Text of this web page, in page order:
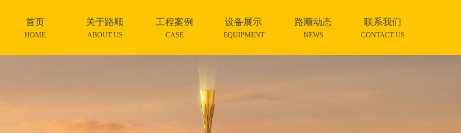
HOME ABOUT US CASE EQUIPMENT NEWS CONTACT US
首页 关于路顺 工程案例 设备展示 路顺动态 联系我们